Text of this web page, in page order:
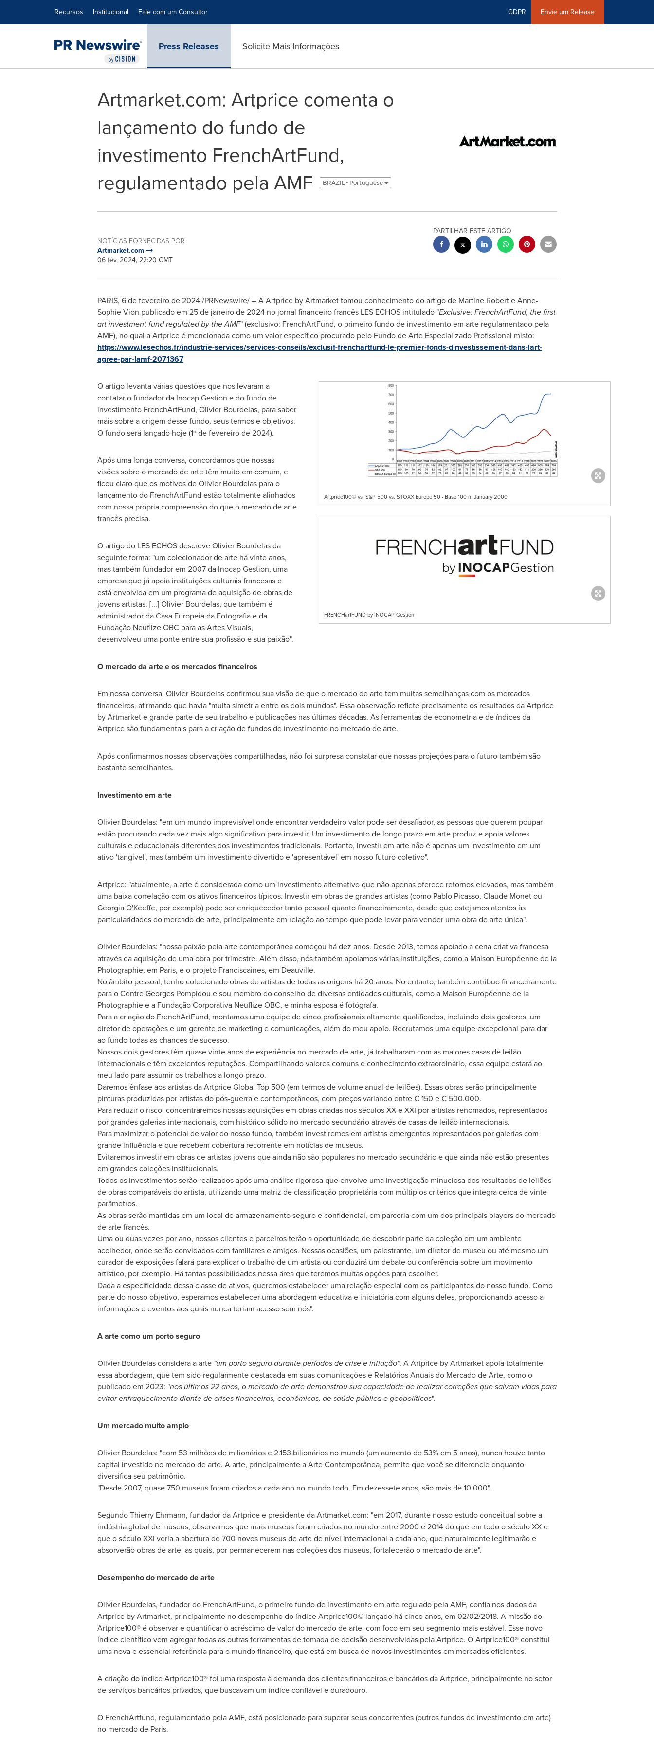
Recursos Institucional Fale com um Consultor GDPR Envie um Release
Press Releases Solicite Mais Informações
Artmarket.com: Artprice comenta o
lançamento do fundo de
investimento FrenchArtFund,
regulamentado pela AMF
BRAZIL - Portuguese
NOTÍCIAS FORNECIDAS POR
Artmarket.com
06 fev, 2024, 22:20 GMT
PARTILHAR ESTE ARTIGO
PARIS, 6 de fevereiro de 2024/PRNewswire/ -- A Artprice by Artmarket tomou conhecimento do artigo de Martine RoberteAnne-
Sophie Vion publicado em 25 de janeiro de 2024 no jornal financeiro francês LES ECHOS intitulado "Exclusive: FrenchArtFund, the first
art investment fund regulated by the AMF" (exclusivo: FrenchArtFund, o primeiro fundo de investimento em arte regulamentado pela
AMF), no qual a Artprice é mencionada como um valor específico procurado pelo Fundo de Arte Especializado Profissional misto:
https://www.lesechos.fr/industrie-services/services-conseils/exclusif-frenchartfund-le-premier-fonds-dinvestissement-dans-lart-
agree-par-lamf-2071367
Artprice100© vs. S&P 500 vs. STOXX Europe 50 - Base 100 in January 2000
FRENCHartFUND by INOCAP Gestion
O artigo levanta várias questões que nos levaram a
contatar o fundador da Inocap Gestion e do fundo de
investimento FrenchArtFund, Olivier Bourdelas, para saber
mais sobre a origem desse fundo, seus termos e objetivos.
O fundo será lançado hoje (1º de fevereiro de 2024).
Após uma longa conversa, concordamos que nossas
visões sobre o mercado de arte têm muito em comum, e
ficou claro que os motivos de Olivier Bourdelas para o
lançamento do FrenchArtFund estão totalmente alinhados
com nossa própria compreensão do que o mercado de arte
francês precisa.
O artigo do LES ECHOS descreve Olivier Bourdelas da
seguinte forma: "um colecionador de arte há vinte anos,
mas também fundador em 2007 da Inocap Gestion, uma
empresa que já apoia instituições culturais francesas e
está envolvida em um programa de aquisição de obras de
jovens artistas. [...] Olivier Bourdelas, que também é
administrador da Casa Europeia da Fotografia e da
Fundação Neuflize OBC para as Artes Visuais,
desenvolveu uma ponte entre sua profissão e sua paixão".
O mercado da arte e os mercados financeiros
Em nossa conversa, Olivier Bourdelas confirmou sua visão de que o mercado de arte tem muitas semelhanças com os mercados
financeiros, afirmando que havia "muita simetria entre os dois mundos". Essa observação reflete precisamente os resultados da Artprice
by Artmarket e grande parte de seu trabalho e publicações nas últimas décadas. As ferramentas de econometria e de índices da
Artprice são fundamentais para a criação de fundos de investimento no mercado de arte.
Após confirmarmos nossas observações compartilhadas, não foi surpresa constatar que nossas projeções para o futuro também são
bastante semelhantes.
Investimento em arte
Olivier Bourdelas: "em um mundo imprevisível onde encontrar verdadeiro valor pode ser desafiador, as pessoas que querem poupar
estão procurando cada vez mais algo significativo para investir. Um investimento de longo prazo em arte produz e apoia valores
culturais e educacionais diferentes dos investimentos tradicionais. Portanto, investir em arte não é apenas um investimento em um
ativo 'tangível', mas também um investimento divertido e 'apresentável' em nosso futuro coletivo".
Artprice: "atualmente, a arte é considerada como um investimento alternativo que não apenas oferece retornos elevados, mas também
uma baixa correlação com os ativos financeiros típicos. Investir em obras de grandes artistas (como Pablo Picasso, Claude Monetou
Georgia O'Keeffe, por exemplo) pode ser enriquecedor tanto pessoal quanto financeiramente, desde que estejamos atentos às
particularidades do mercado de arte, principalmente em relação ao tempo que pode levar para vender uma obra de arte única".
Olivier Bourdelas: "nossa paixão pela arte contemporânea começou há dez anos. Desde 2013, temos apoiado a cena criativa francesa
através da aquisição de uma obra por trimestre. Além disso, nós também apoiamos várias instituições, como a Maison Européenne de la
Photographie, em Paris, e o projeto Franciscaines, em Deauville.
No âmbito pessoal, tenho colecionado obras de artistas de todas as origens há 20 anos. No entanto, também contribuo financeiramente
para o Centre Georges Pompidou e sou membro do conselho de diversas entidades culturais, como a Maison Européenne de la
Photographie e a Fundação Corporativa Neuflize OBC, e minha esposa é fotógrafa.
Para a criação do FrenchArtFund, montamos uma equipe de cinco profissionais altamente qualificados, incluindo dois gestores, um
diretor de operações e um gerente de marketing e comunicações, além do meu apoio. Recrutamos uma equipe excepcional para dar
ao fundo todas as chances de sucesso.
Nossos dois gestores têm quase vinte anos de experiência no mercado de arte, já trabalharam com as maiores casas de leilão
internacionais e têm excelentes reputações. Compartilhando valores comuns e conhecimento extraordinário, essa equipe estará ao
meu lado para assumir os trabalhos a longo prazo.
Daremos ênfase aos artistas da Artprice Global Top 500 (em termos de volume anual de leilões). Essas obras serão principalmente
pinturas produzidas por artistas do pós-guerra e contemporâneos, com preços variando entre € 150 e € 500.000.
Para reduzir o risco, concentraremos nossas aquisições em obras criadas nos séculos XX e XXI por artistas renomados, representados
por grandes galerias internacionais, com histórico sólido no mercado secundário através de casas de leilão internacionais.
Para maximizar o potencial de valor do nosso fundo, também investiremos em artistas emergentes representados por galerias com
grande influência e que recebem cobertura recorrente em notícias de museus.
Evitaremos investir em obras de artistas jovens que ainda não são populares no mercado secundário e que ainda não estão presentes
em grandes coleções institucionais.
Todos os investimentos serão realizados após uma análise rigorosa que envolve uma investigação minuciosa dos resultados de leilões
de obras comparáveis do artista, utilizando uma matriz de classificação proprietária com múltiplos critérios que integra cerca de vinte
parâmetros.
As obras serão mantidas em um local de armazenamento seguro e confidencial, em parceria com um dos principais players do mercado
de arte francês.
Uma ou duas vezes por ano, nossos clientes e parceiros terão a oportunidade de descobrir parte da coleção em um ambiente
acolhedor, onde serão convidados com familiares e amigos. Nessas ocasiões, um palestrante, um diretor de museu ou até mesmo um
curador de exposições falará para explicar o trabalho de um artista ou conduzirá um debate ou conferência sobre um movimento
artístico, por exemplo. Há tantas possibilidades nessa área que teremos muitas opções para escolher.
Dada a especificidade dessa classe de ativos, queremos estabelecer uma relação especial com os participantes do nosso fundo. Como
parte do nosso objetivo, esperamos estabelecer uma abordagem educativa e iniciatória com alguns deles, proporcionando acesso a
informações e eventos aos quais nunca teriam acesso sem nós".
A arte como um porto seguro
Olivier Bourdelas considera a arte "um porto seguro durante períodos de crise e inflação". A Artprice by Artmarket apoia totalmente
essa abordagem, que tem sido regularmente destacada em suas comunicações e Relatórios Anuais do Mercado de Arte, como o
publicado em 2023: "nos últimos 22 anos, o mercado de arte demonstrou sua capacidade de realizar correções que salvam vidas para
evitar enfraquecimento diante de crises financeiras, econômicas, de saúde pública e geopolíticas".
Um mercado muito amplo
Olivier Bourdelas: "com 53 milhões de milionários e 2.153 bilionários no mundo (um aumento de 53% em 5 anos), nunca houve tanto
capital investido no mercado de arte. A arte, principalmente a Arte Contemporânea, permite que você se diferencie enquanto
diversifica seu patrimônio.
"Desde 2007, quase 750 museus foram criados a cada ano no mundo todo. Em dezessete anos, são mais de 10.000".
Segundo Thierry Ehrmann, fundador da Artprice e presidente da Artmarket.com: "em 2017, durante nosso estudo conceitual sobre a
indústria global de museus, observamos que mais museus foram criados no mundo entre 2000 e 2014 do que em todo o século XX e
que o século XXI veria a abertura de 700 novos museus de arte de nível internacional a cada ano, que naturalmente legitimarão e
absorverão obras de arte, as quais, por permanecerem nas coleções dos museus, fortalecerão o mercado de arte".
Desempenho do mercado de arte
Olivier Bourdelas, fundador do FrenchArtFund, o primeiro fundo de investimento em arte regulado pela AMF, confia nos dados da
Artprice by Artmarket, principalmente no desempenho do índice Artprice100© lançado há cinco anos, em 02/02/2018. A missão do
Artprice100® é observar e quantificar o acréscimo de valor do mercado de arte, com foco em seu segmento mais estável. Esse novo
índice científico vem agregar todas as outras ferramentas de tomada de decisão desenvolvidas pela Artprice. O Artprice100® constitui
uma nova e essencial referência para o mundo financeiro, que está em busca de novos investimentos em mercados eficientes.
A criação do índice Artprice100® foi uma resposta à demanda dos clientes financeiros e bancários da Artprice, principalmente no setor
de serviços bancários privados, que buscavam um índice confiável e duradouro.
O FrenchArtfund, regulamentado pela AMF, está posicionado para superar seus concorrentes (outros fundos de investimento em arte)
no mercado de Paris.